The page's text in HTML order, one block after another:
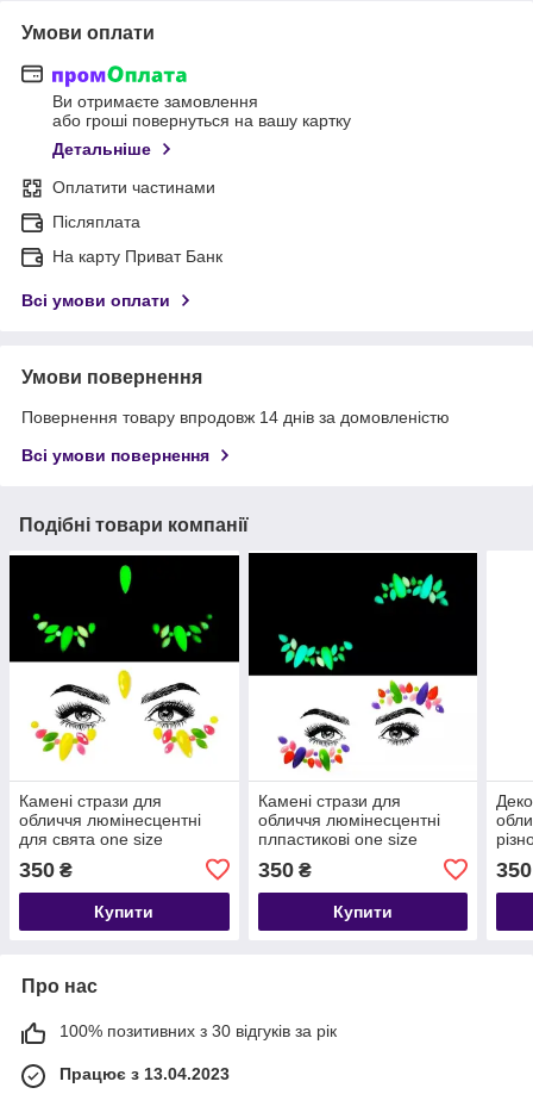
Умови оплати
Ви отримаєте замовлення
або гроші повернуться на вашу картку
Детальніше
Оплатити частинами
Післяплата
На карту Приват Банк
Всі умови оплати
Умови повернення
Повернення товару впродовж 14 днів за домовленістю
Всі умови повернення
Подібні товари компанії
Камені стрази для
обличчя люмінесцентні
для свята one size
350 ₴
Купити
Камені стрази для
обличчя люмінесцентні
плпастикові one size
350₴
Купити
350
Про нас
100% позитивних з 30 відгуків за рік
Працює з 13.04.2023